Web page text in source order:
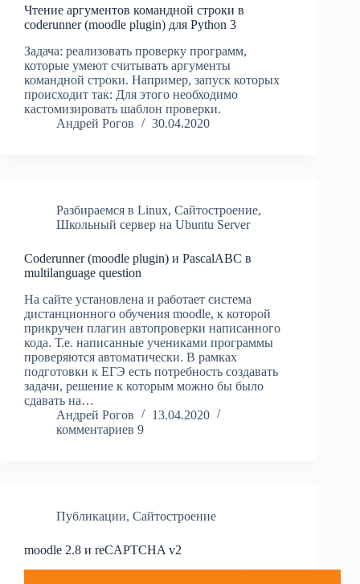
Чтение аргументов командной строки в
coderunner (moodle plugin) для Python 3
Задача: реализовать проверку программ,
которые умеют считывать аргументы
командной строки. Например, запуск которых
происходит так: Для этого необходимо
кастомизировать шаблон проверки.
Андрей Рогов
30.04.2020
Разбираемся в Linux, Сайтостроение,
Школьный сервер на Ubuntu Server
Coderunner (moodle plugin) и PascalABC в
multilanguage question
На сайте установлена и работает система
дистанционного обучения moodle, к которой
прикручен плагин автопроверки написанного
кода. Т.е. написанные учениками программы
проверяются автоматически. В рамках
подготовки к ЕГЭ есть потребность создавать
задачи, решение к которым можно бы было
сдавать на…
Андрей Рогов
13.04.2020
комментариев 9
Публикации, Сайтостроение
moodle 2.8 и reCAPTCHA v2